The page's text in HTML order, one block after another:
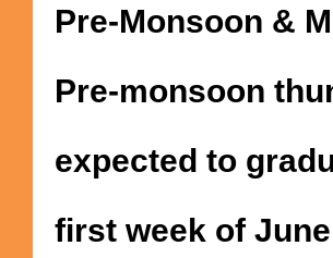
Pre-Monsoon &
Pre-monsoon
expected to
first week of